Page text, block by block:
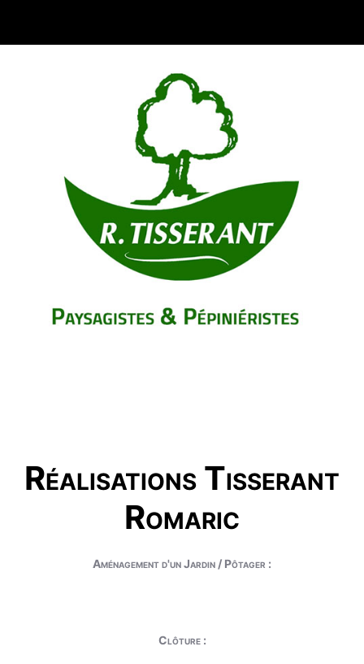
Réalisations Tisserant
Romaric
Aménagement d'un Jardin / Pôtager :
Clôture :